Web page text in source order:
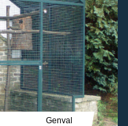
Genval